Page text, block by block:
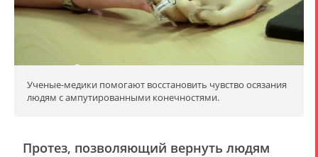
Ученые-медики помогают восстановить чувство осязания
людям с ампутированными конечностями.
Протез, позволяющий вернуть людям